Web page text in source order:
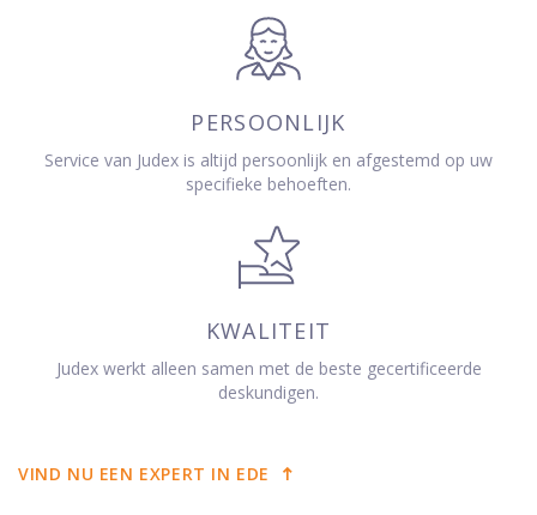
PERSOONLIJK
Service van Judex is altijd persoonlijk en afgestemd op uw
specifieke behoeften.
KWALITEIT
Judex werkt alleen samen met de beste gecertificeerde
deskundigen.
VIND NU EEN EXPERT IN EDE